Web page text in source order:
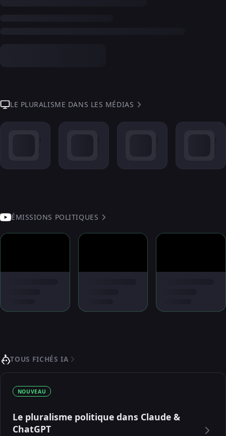
LE PLURALISME DANS LES MÉDIAS
ÉMISSIONS POLITIQUES
TOUS FICHÉS IA
NOUVEAU
Le pluralisme politique dans Claude &
ChatGPT